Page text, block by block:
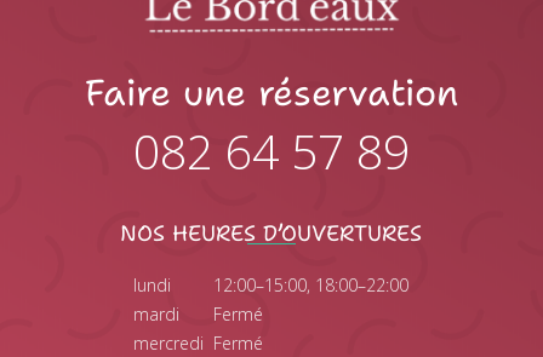
Faire une réservation
082 64 57 89
NOS HEURES D’OUVERTURES
lundi
12:00–15:00, 18:00–22:00
mardi
Fermé
mercredi Fermé